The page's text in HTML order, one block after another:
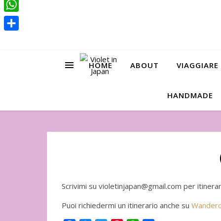
HOME ABOUT
HANDMADE
Scrivimi su violetinjapan@gmail.com per
Puoi richiedermi un itinerario anche su
WhatsApp